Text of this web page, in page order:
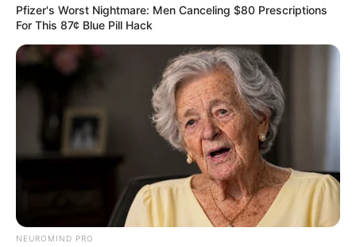
Pfizer's Worst Nightmare: Men Canceling $80 Prescriptions
For This 87¢ Blue Pill Hack
NEUROMIND PRO